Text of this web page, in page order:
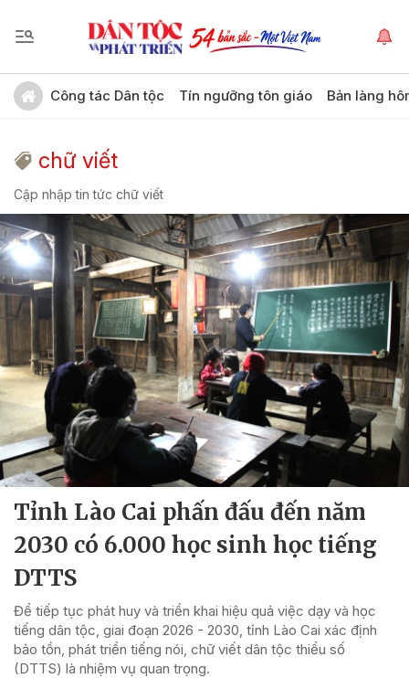
Công tác Dân tộc Tín ngưỡng tôn giáo Bản làng
chữ viết
Cập nhập tin tức chữ viết
Tỉnh Lào Cai phấn đấu đến năm
2030 có 6.000 học sinh học tiếng
DTTS
Để tiếp tục phát huy và triển khai hiệu quả việc dạy và học
tiếng dân tộc, giai đoạn 2026 - 2030, tỉnh Lào Cai xác định
bảo tồn, phát triển tiếng nói, chữ viết dân tộc thiểu số
(DTTS) là nhiệm vụ quan trọng.